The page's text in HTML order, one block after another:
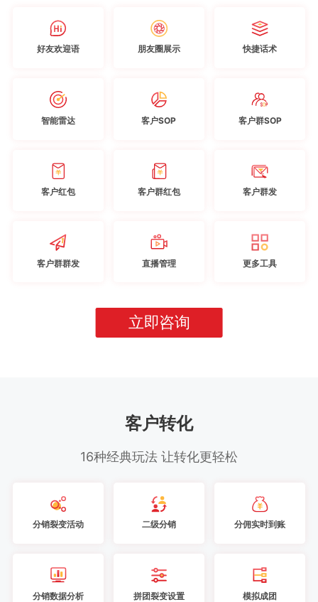
好友欢迎语 朋友圈展示 快捷话术
智能雷达 客户SOP 客户群SOP
客户红包 客户群红包 客户群发
客户群群发 直播管理 更多工具
立即咨询
客户转化
16种经典玩法 让转化更轻松
分销裂变活动 二级分销 分佣实时到账
分销数据分析 拼团裂变设置 模拟成团